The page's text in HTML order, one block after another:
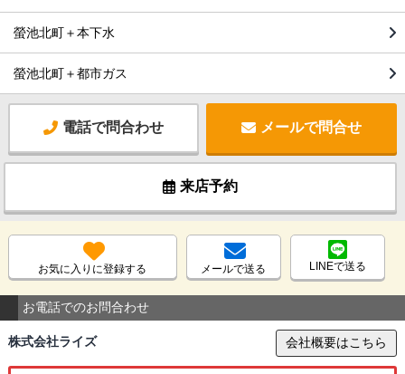
螢池北町＋本下水
螢池北町＋都市ガス
電話で問合わせ メールで問合せ
来店予約
お気に入りに登録する メールで送る LINEで送る
お電話でのお問合わせ
株式会社ライズ 会社概要はこちら